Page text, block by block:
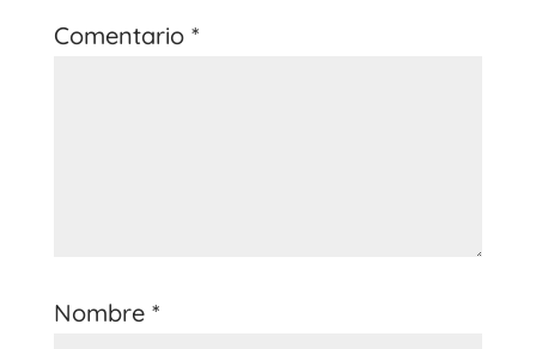
Comentario *
Nombre *